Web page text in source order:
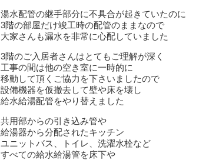
湯水配管の継手部分に不具合が起きていたのに
3階の部屋だけ竣工時の配管のままなので
大家さんも漏水を非常に心配していました
3階のご入居者さんはとてもご理解が深く
工事の間は他の空き室に一時的に
移動して頂くご協力を下さいましたので
設備機器を仮撤去して壁や床を壊し
給水給湯配管をやり替えました
共用部からの引き込み管や
給湯器から分配されたキッチン
ユニットバス、トイレ、洗濯水栓など
すべての給水給湯管を床下や